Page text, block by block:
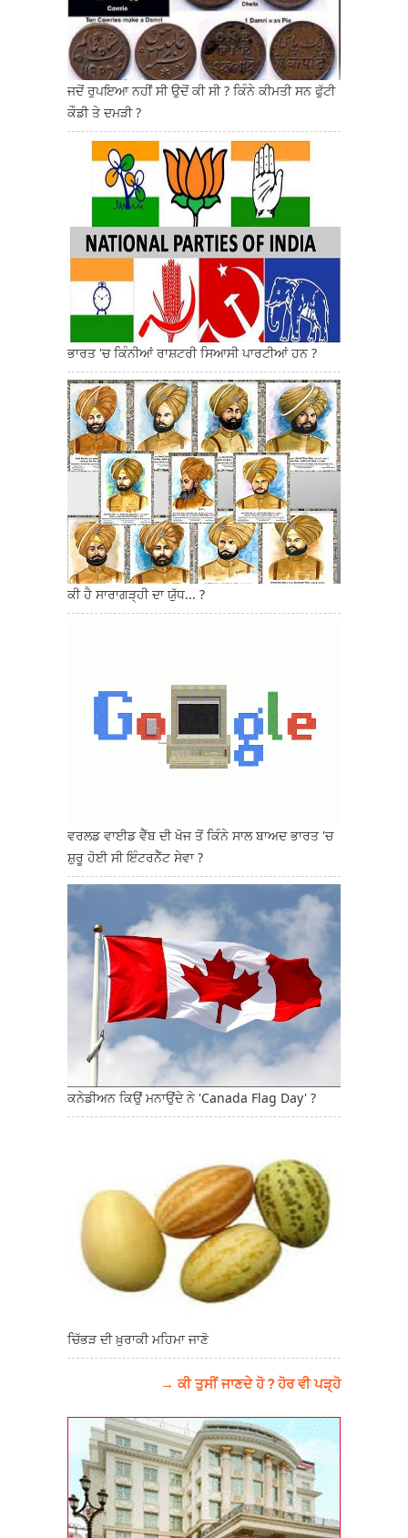
ਜਦੋਂ ਰੁਪਇਆ ਨਹੀਂ ਸੀ ਉਦੋਂ ਕੀ ਸੀ ? ਕਿੰਨੇ ਕੀਮਤੀ ਸਨ ਫੁੱਟੀ
ਕੌਡੀ ਤੇ ਦਮੜੀ ?
ਭਾਰਤ 'ਚ ਕਿੰਨੀਆਂ ਰਾਸ਼ਟਰੀ ਸਿਆਸੀ ਪਾਰਟੀਆਂ ਹਨ ?
ਕੀ ਹੈ ਸਾਰਾਗੜ੍ਹੀ ਦਾ ਯੁੱਧ... ?
ਵਰਲਡ ਵਾਈਡ ਵੈੱਬ ਦੀ ਖੋਜ ਤੋਂ ਕਿੰਨੇ ਸਾਲ ਬਾਅਦ ਭਾਰਤ 'ਚ
ਸ਼ੁਰੂ ਹੋਈ ਸੀ ਇੰਟਰਨੈੱਟ ਸੇਵਾ ?
ਕਨੇਡੀਅਨ ਕਿਉਂ ਮਨਾਉਂਦੇ ਨੇ 'Canada Flag Day' ?
ਚਿੱਭੜ ਦੀ ਖ਼ੁਰਾਕੀ ਮਹਿਮਾ ਜਾਣੋ
→ ਕੀ ਤੁਸੀਂ ਜਾਣਦੇ ਹੋ ? ਹੋਰ ਵੀ ਪੜ੍ਹੋ